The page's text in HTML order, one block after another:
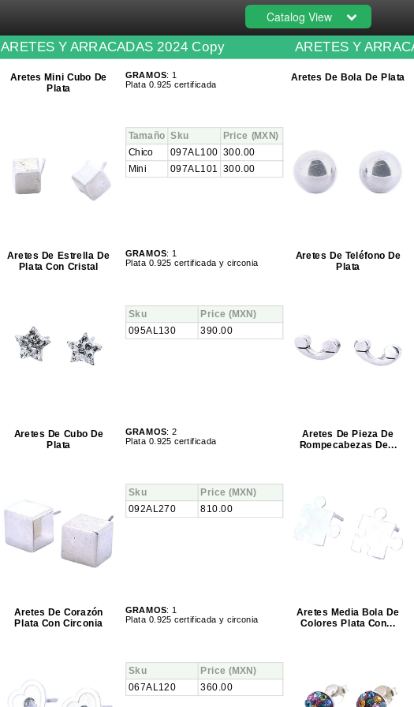
Aretes Mini Cubo De
Plata
GRAMOS: 1
Plata 0.925 certificada
Tamaño Sku Price (MXN)
Chico
097AL100 300.00
Mini 097AL101 300.00
Aretes De Bola De Plata
Aretes De Estrella De
Plata Con Cristal
GRAMOS: 1
Plata 0.925 certificada y circonia
Sku Price (MXN)
095AL130 390.00
Aretes De Teléfono De
Plata
Aretes De Cubo De
Plata
GRAMOS: 2
Plata 0.925 certificada
Sku Price (MXN)
092AL270 810.00
Aretes De Pieza De
Rompecabezas De...
Aretes De Corazón
Plata Con Circonia
GRAMOS: 1
Plata 0.925 certificada y circonia
Sku Price (MXN)
067AL120 360.00
Aretes Media Bola De
Colores Plata Con...
ARETES Y ARRACADAS 2024 Copy ARETES Y
Catalog View